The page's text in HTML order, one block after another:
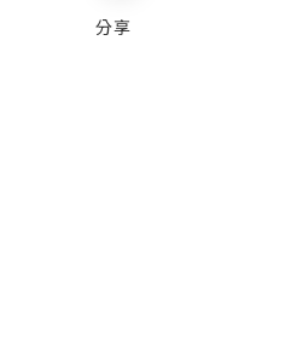
分享